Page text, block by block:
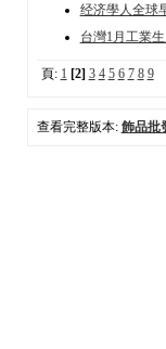
经济學人全球
台灣1月工業
頁: 1 [2] 3 4 5 6 7 8 9
查看完整版本: 飾品批